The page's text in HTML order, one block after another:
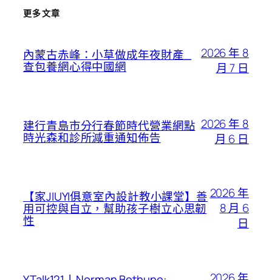
更多文章
內蒙古赤峰：小草做成年夜財產_
查包養網心得中國網
2026 年 8
月 7 日
建行青島市分行春節時代營業網點
時光森和診所減重通知佈告
2026 年 8
月 6 日
【家JIUYI俱意室內設計教小課堂】善
用可控與自立，幫助孩子樹立心思韌
性
2026 年
8 月 6
日